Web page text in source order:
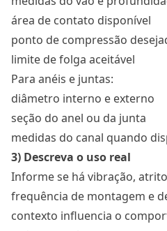
área de contato disponível
ponto de compressão
limite de folga aceitável
Para anéis e juntas:
diâmetro interno e externo
seção do anel ou da junta
medidas do canal quando
3) Descreva o uso real
Informe se há vibração,
frequência de montagem e
contexto influencia o